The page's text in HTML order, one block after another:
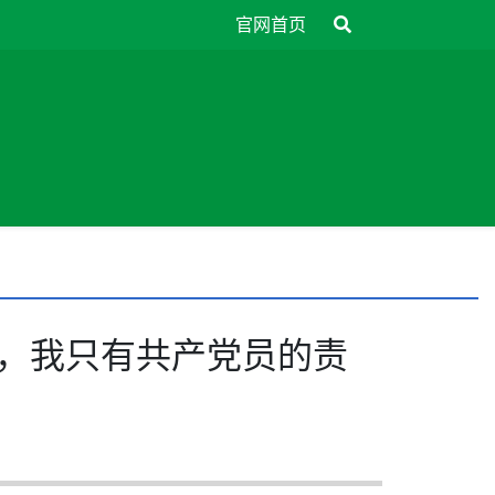
官网首页
我只有共产党员的责